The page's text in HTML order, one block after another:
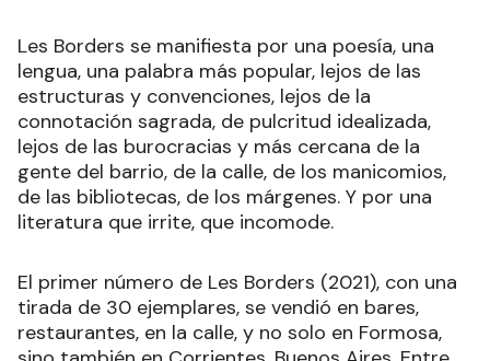
Les Borders se manifiesta por una poesía, una
lengua, una palabra más popular, lejos de las
estructuras y convenciones, lejos de la
connotación sagrada, de pulcritud idealizada,
lejos de las burocracias y más cercana de la
gente del barrio, de la calle, de los manicomios,
de las bibliotecas, de los márgenes. Y por una
literatura que irrite, que incomode.
El primer número de Les Borders (2021), con una
tirada de 30 ejemplares, se vendió en bares,
restaurantes, en la calle, y no solo en Formosa,